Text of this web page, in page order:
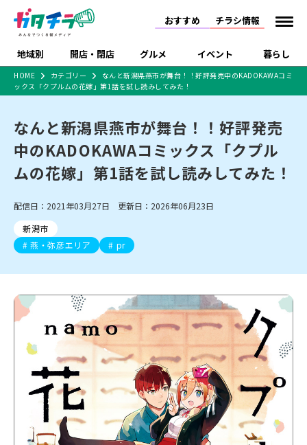
おすすめ チラシ情報
地域別 開店・閉店 グルメ イベント 暮らし
新潟市 下越
中越 上越
佐渡
新潟市中央区 新潟市東区 新潟市西区
新潟市北区
新潟市南区
新潟市江南区 新潟市秋葉区
新潟市西蒲区
村上・関川
新発田・聖籠
胎内・粟島
三条・加茂・田上
五泉・阿賀野・阿賀
燕・弥彦
長岡・見附
小千谷・十日町・津南
魚沼・南魚沼・湯沢
柏崎・刈羽・出雲崎
上越・妙高・糸魚川
開店 閉店
リニューアル・移転 休業 開店まとめ
閉店まとめ
新潟市・開店
新潟市・閉店
長岡市・開店
長岡市・閉店
ラーメン・開店
ラーメン・閉店
ラーメン 現地レポート
和食 洋食
スイーツ
ご当地グルメ 食べ歩き テイクアウト
季節・期間限定
カフェ
居酒屋・バー 焼肉
パスタ
パン・ベーカリー
タレカツ・豚カツ
デカ盛り・大盛り
旨辛・激辛
定食・町定食 海鮮・鮨
そば・うどん
日本酒・新潟清酒
ワイン・クラフトビール
ケーキ・パフェ
ビアガーデン・暑気払い
忘新年会・歓送迎会
体験・販売 祭り・伝統行事
趣味・展示会 ライブ・コンサート
スポーツ
セミナー・講演会 子ども向け 花火大会
入場無料
住宅展示場
完成見学会 学生スポーツ アルビレックス
施設・ショップ
住宅メーカー・工務
食品メーカー・県産
習い事・塾 アパレル・雑貨
観光スポット
温泉・入浴
リラクゼーション・整体
スキー場
リユース・買取
病院・クリニック
イオンモール
ラブラ万代・ラブラ2
ビルボードプレイスBP
新潟伊勢丹
ピア万代
リバーサイド千秋
パティオPATIO
特売セール インタビュー
特集・まとめ記事
セツコママ ランキング 新潟人
キャンペーン
開店まとめ
ラーメンまとめ
飲食店まとめ
食品スーパー・コンビ
ショッピングモール・
大型施設
ドラッグストア・ホーム
センター
ファッション 生活サービス
冠婚葬祭
習い事・塾 通販・EC イベント
官公庁・自治体
新潟市 チラシ
長岡・見附 チラシ
上越・妙高・糸魚川 チラシ
週末セール
火曜セール
オープン・リニューアルセール
周年祭・感謝祭セール
年末・初売りセール
HOME カテゴリー
なんと新潟県燕市が舞台！！好評発売中のKADOKAWAコミ
ックス「クプルムの花嫁」第1話を試し読みしてみた！
なんと新潟県燕市が舞台！！好評発売
中のKADOKAWAコミックス「クプル
ムの花嫁」第1話を試し読みしてみた！
配信日：2021年03月27日 更新日：2026年06月23日
新潟市
燕・弥彦エリア
pr